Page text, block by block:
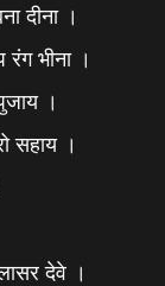
दीना ।
भीना ।
।
सहाय ।
देवे ।